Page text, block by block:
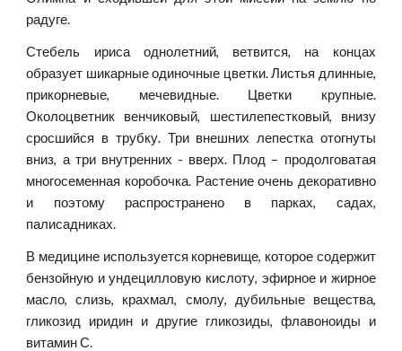
радуге.
Стебель ириса однолетний, ветвится, на концах
образует шикарные одиночные цветки. Листья длинные,
прикорневые, мечевидные. Цветки крупные.
Околоцветник венчиковый, шестилепестковый, внизу
сросшийся в трубку. Три внешних лепестка отогнуты
вниз, а три внутренних - вверх. Плод – продолговатая
многосеменная коробочка. Растение очень декоративно
и поэтому распространено в парках, садах,
палисадниках.
В медицине используется корневище, которое содержит
бензойную и ундецилловую кислоту, эфирное и жирное
масло, слизь, крахмал, смолу, дубильные вещества,
гликозид иридин и другие гликозиды, флавоноиды и
витамин С.